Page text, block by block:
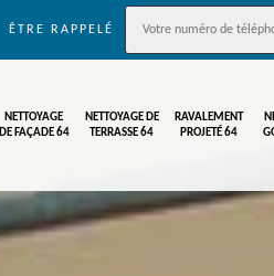
ÊTRE RAPPELÉ
NETTOYAGE
DE FAÇADE 64
NETTOYAGE DE
TERRASSE 64
RAVALEMENT
PROJETÉ 64